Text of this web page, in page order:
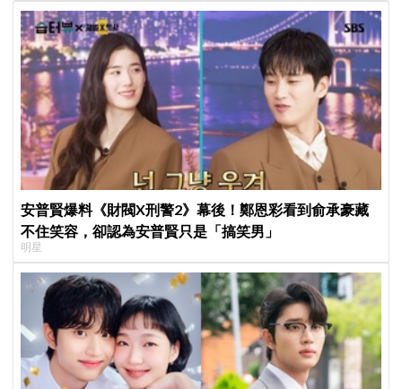
樂圈
演」傳奇
安普賢爆料《財閥X刑警2》幕後！鄭恩彩看到俞承豪藏
不住笑容，卻認為安普賢只是「搞笑男」
明星